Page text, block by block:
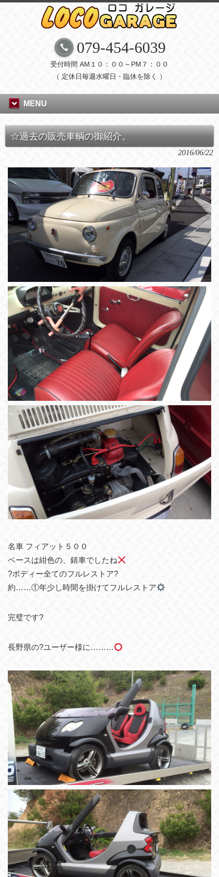
079-454-6039
受付時間 AM１０：００～PM７：００
（ 定休日毎週水曜日・臨休を除く ）
MENU
☆過去の販売車輌の御紹介。
2016/06/22
名車 フィアット５００
ベースは紺色の、錆車でしたね
?ボディー全てのフルレストア?
約……①年少し時間を掛けてフルレストア
完璧です?
長野県の?ユーザー様に………